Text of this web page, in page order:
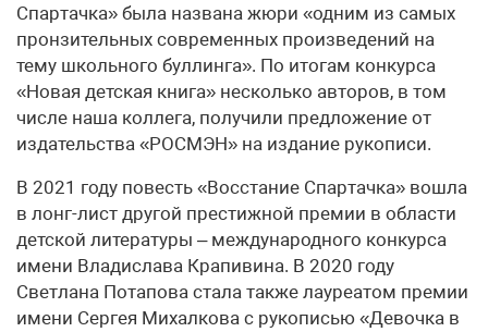
Спартачка» была названа жюри «одним из самых
пронзительных современных произведений на
тему школьного буллинга». По итогам конкурса
«Новая детская книга» несколько авторов, в том
числе наша коллега, получили предложение от
издательства «РОСМЭН» на издание рукописи.
В 2021 году повесть «Восстание Спартачка» вошла
в лонг-лист другой престижной премии в области
детской литературы – международного конкурса
имени Владислава Крапивина. В 2020 году
Светлана Потапова стала также лауреатом премии
имени Сергея Михалкова с рукописью «Девочка в